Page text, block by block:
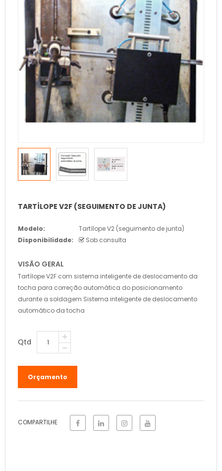
TARTÍLOPE V2F (SEGUIMENTO DE JUNTA)
Modelo:
Tartílope V2 (seguimento de junta)
Disponibilidade:
Sob consulta
VISÃO GERAL
Tartílope V2F com sistema inteligente de deslocamento da
tocha para correção automática do posicionamento
durante a soldagem Sistema inteligente de deslocamento
automático da tocha
Qtd
COMPARTILHE